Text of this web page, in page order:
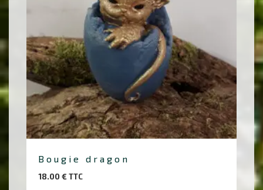
Bougie dragon
18.00 € TTC